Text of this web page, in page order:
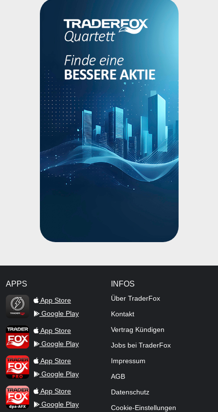
APPS
TraderFox Flash
App Store
Google Play
TraderFox AppApp Store
Google Play
TraderFox ProApp Store
Google Play
TraderFox dpa-AFX ProFeed
App Store
Google Play
INFOS
Über TraderFox
Kontakt
Vertrag Kündigen
Jobs bei TraderFox
Impressum
AGB
Datenschutz
Cookie-Einstellungen